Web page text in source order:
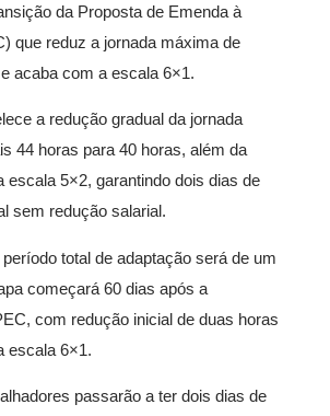
da Proposta de Emenda à
que reduz a jornada máxima de
acaba com a escala 6×1.
a redução gradual da jornada
44 horas para 40 horas, além da
escala 5×2, garantindo dois dias de
sem redução salarial.
total de adaptação será de um
começará 60 dias após a
com redução inicial de duas horas
escala 6×1.
passarão a ter dois dias de